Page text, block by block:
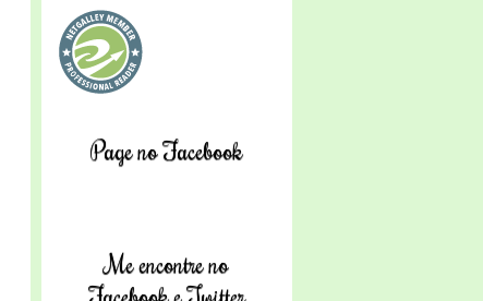
Page no Facebook
Me encontre no